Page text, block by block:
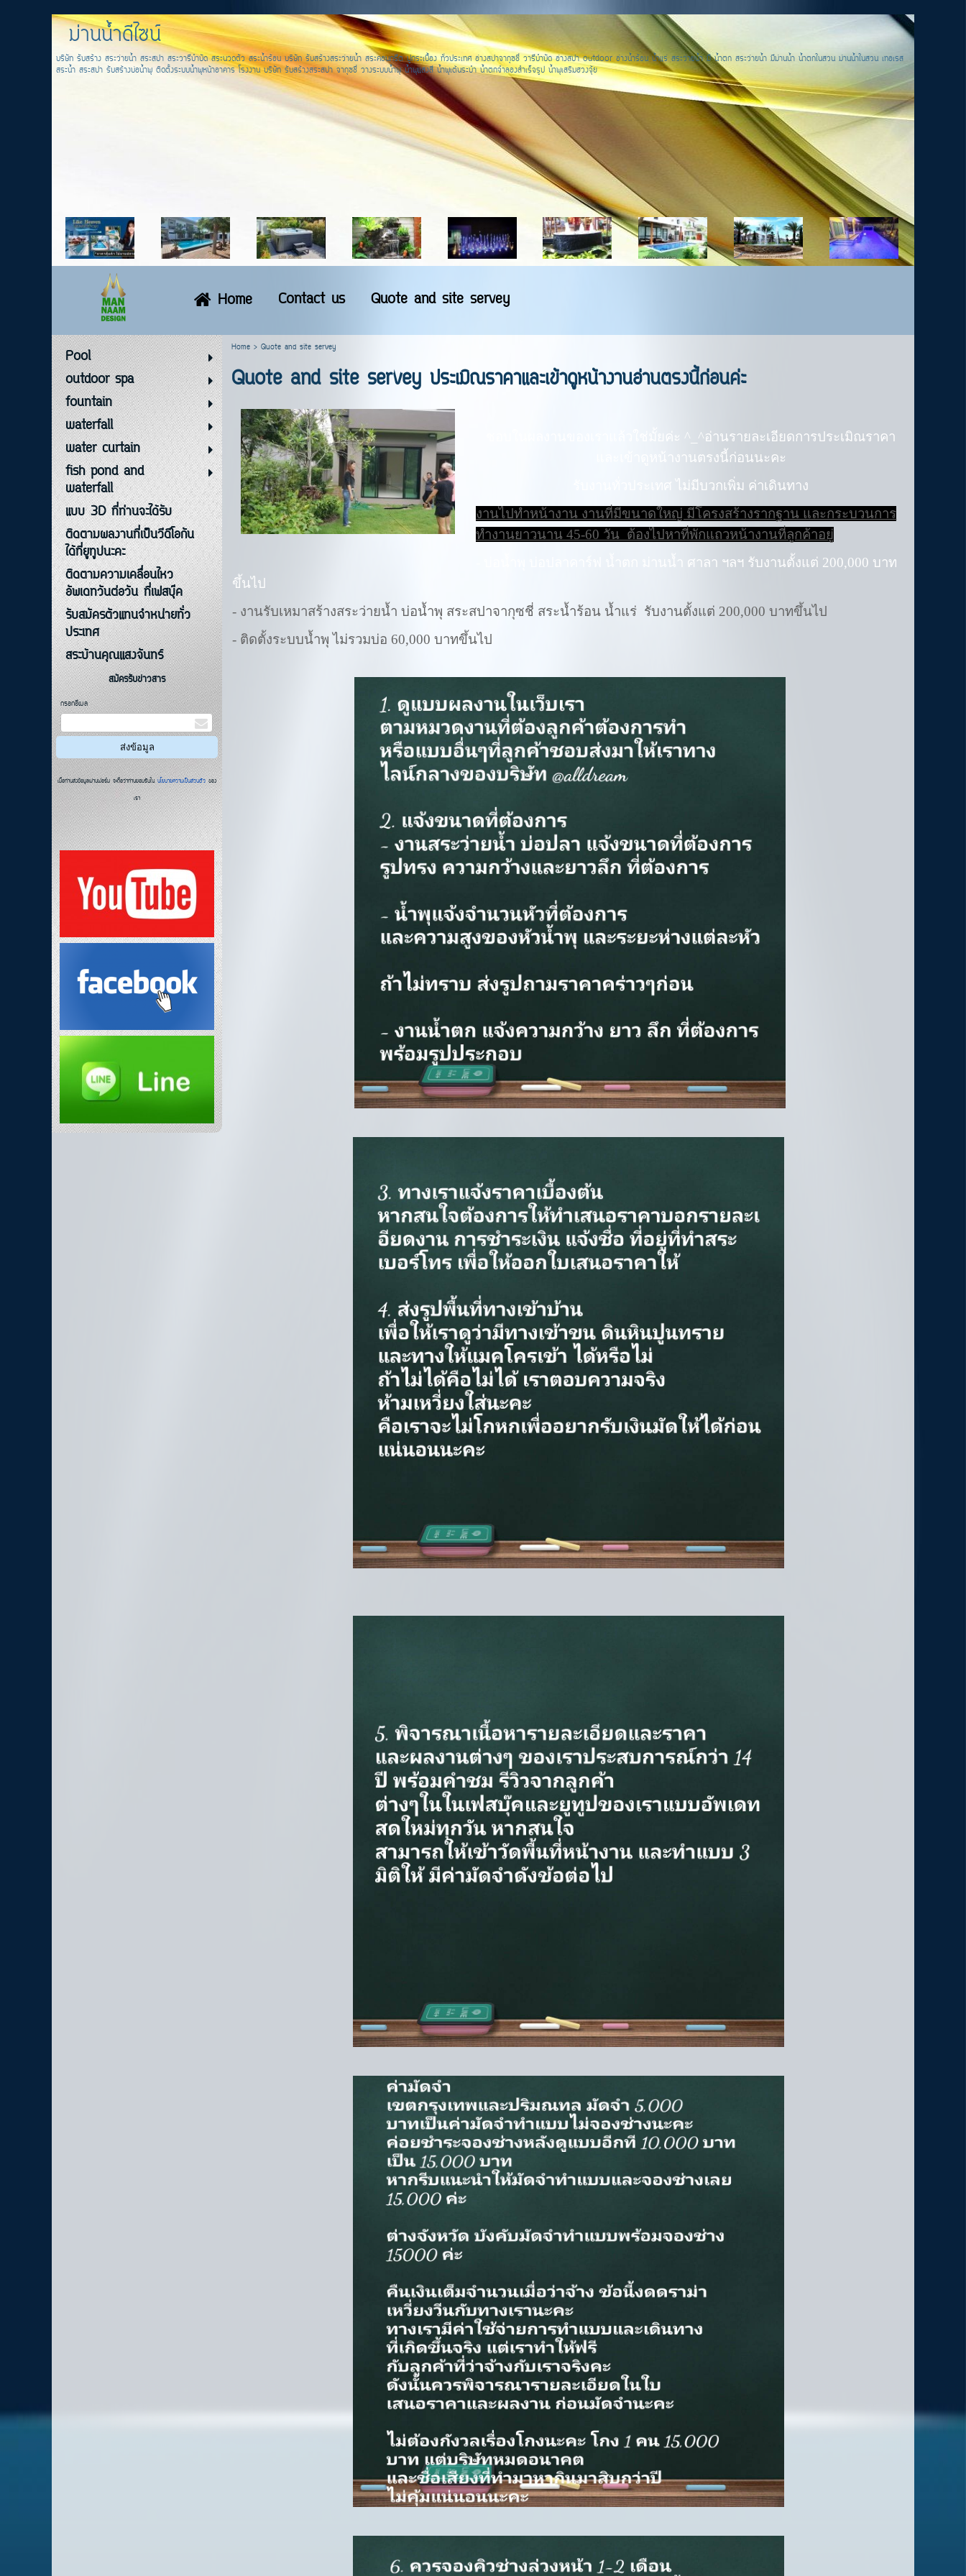
ม่านน้ำดีไซน์
บริษัท รับสร้าง สระว่ายน้ำ สระสปา สระวารีบำบัด สระนวดตัว สระน้ำร้อน บริษัท รับสร้างสระว่ายน้ำ สระคอนกรีต ปูกระเบื้อง ทั่วประเทศ อ่างสปาจากุซชี่ วารีบำบัด อ่างสปา outdoor อ่างน้ำร้อน น้ำแร่ สระว่ายน้ำ มี น้ำตก สระว่ายน้ำ มีม่านน้ำ น้ำตกในสวน ม่านน้ำในสวน เทอเรส
สระน้ำ สระสปา รับสร้างบ่อน้ำพุ ติดตั้งระบบน้ำพุหน้าอาคาร โรงงาน บริษัท รับสร้างสระสปา จากุซชี่ วางระบบน้ำพุ น้ำพุแสงสี น้ำพุเต้นระบำ น้ำตกจำลองสำเร็จรูป น้ำพุเสริมฮวงจุ้ย
Home Contact us Quote and site servey
Pool
outdoor spa
fountain
waterfall
water curtain
fish pond and
waterfall
แบบ 3D ที่ท่านจะได้รับ
ติดตามผลงานที่เป็นวีดีโอกัน
ได้ที่ยูทูปนะคะ
ติดตามความเคลื่อนไหว
อัพเดทวันต่อวัน ที่เฟสบุ๊ค
รับสมัครตัวแทนจำหน่ายทั่ว
ประเทศ
สระบ้านคุณแสงจันทร์
สมัครรับข่าวสาร
กรอกอีเมล
เมื่อท่านส่งข้อมูลผ่านฟอร์ม จะถือว่าท่านยอมรับในนโยบายความเป็นส่วนตัวของ
เรา
Home> Quote and site servey
Quote and site servey ประเมิณราคาและเข้าดูหน้างานอ่านตรงนี้ก่อนค่ะ
ชอบในผลงานของเราแล้วใช่มั้ยค่ะ ^_^อ่านรายละเอียดการประเมิณราคา
และเข้าดูหน้างานตรงนี้ก่อนนะคะ
รับงานทั่วประเทศ ไม่มีบวกเพิ่ม ค่าเดินทาง
งานไปทำหน้างาน งานที่มีขนาดใหญ่ มีโครงสร้างรากฐาน และกระบวนการ
ทำงานยาวนาน 45-60 วัน ต้องไปหาที่พักแถวหน้างานที่ลูกค้าอยู่
- บ่อน้ำพุ บ่อปลาคาร์ฟ น้ำตก ม่านน้ำ ศาลา ฯลฯ รับงานตั้งแต่ 200,000 บาท
ขึ้นไป
- งานรับเหมาสร้างสระว่ายน้ำ บ่อน้ำพุ สระสปาจากุซชี่ สระน้ำร้อน น้ำแร่ รับงานตั้งแต่ 200,000 บาทขึ้นไป
- ติดตั้งระบบน้ำพุ ไม่รวมบ่อ 60,000 บาทขึ้นไป